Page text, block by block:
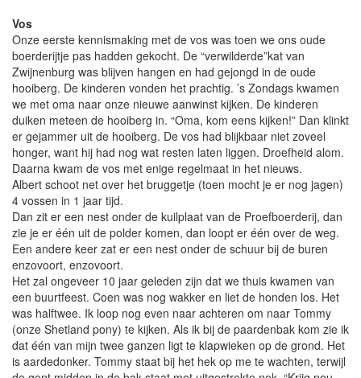
Vos
Onze eerste kennismaking met de vos was toen we ons oude
boerderijtje pas hadden gekocht. De “verwilderde”kat van
Zwijnenburg was blijven hangen en had gejongd in de oude
hooiberg. De kinderen vonden het prachtig. ’s Zondags kwamen
we met oma naar onze nieuwe aanwinst kijken. De kinderen
duiken meteen de hooiberg in. “Oma, kom eens kijken!” Dan klinkt
er gejammer uit de hooiberg. De vos had blijkbaar niet zoveel
honger, want hij had nog wat resten laten liggen. Droefheid alom.
Daarna kwam de vos met enige regelmaat in het nieuws.
Albert schoot net over het bruggetje (toen mocht je er nog jagen)
4 vossen in 1 jaar tijd.
Dan zit er een nest onder de kuilplaat van de Proefboerderij, dan
zie je er één uit de polder komen, dan loopt er één over de weg.
Een andere keer zat er een nest onder de schuur bij de buren
enzovoort, enzovoort.
Het zal ongeveer 10 jaar geleden zijn dat we thuis kwamen van
een buurtfeest. Coen was nog wakker en liet de honden los. Het
was halftwee. Ik loop nog even naar achteren om naar Tommy
(onze Shetland pony) te kijken. Als ik bij de paardenbak kom zie ik
dat één van mijn twee ganzen ligt te klapwieken op de grond. Het
is aardedonker. Tommy staat bij het hek op me te wachten, terwijl